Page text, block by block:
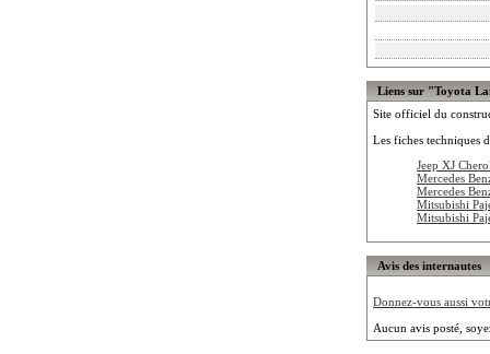
Liens sur "Toyota
Site officiel du
Les fiches techniques
Jeep XJ
Mercedes
Mercedes
Mitsubishi
Mitsubishi
Avis des internautes
Donnez-vous aussi
Aucun avis posté,